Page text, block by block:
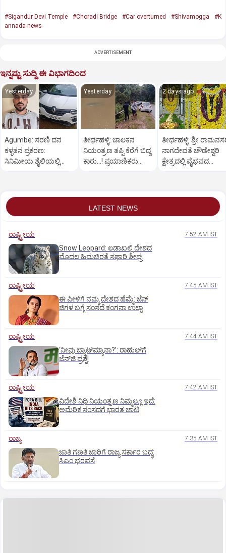
#Sigandur Devi Temple #Choradi Bridge #Car overturned #Shivamogga
#K
annada news
ADVERTISEMENT
ಇನ್ನಷ್ಟು ಸುದ್ದಿ ಈ ವಿಭಾಗದಿಂದ
Yesterday
Agumbe: ಸರಣಿ ದನ
ಕಳ್ಳತನ ಪ್ರಕರಣ:
ಸಿನಿಮೀಯ ಶೈಲಿಯಲ್ಲಿ
Yesterday
ತೀರ್ಥಹಳ್ಳಿ: ಚಾಲಕನ
ನಿಯಂತ್ರಣ ತಪ್ಪಿ ಕೆರೆಗೆ ಬಿದ್ದ
ಕಾರು...! ಪ್ರಯಾಣಿಕರು
2 days ago
ತೀರ್ಥಹಳ್ಳಿ: ಶ್ರೀ
ನಾಗದೇವತೆ ಚೌಡೇಶ್ವರಿ
ಕ್ಷೇತ್ರದಲ್ಲಿ ವೈಭವದ
LATEST NEWS
ರಾಷ್ಟ್ರೀಯ 7:52 AM IST
Snow Leopard: ಲಡಾಖಲ್ಲಿ ದೇಶದ
ಮೊದಲ ಹಿಮಚಿರತೆ ಸಫಾರಿ ಶೀಘ್ರ
ರಾಷ್ಟ್ರೀಯ 7:45 AM IST
ಈ ಪೀಳಿಗೆ ನಮ್ಮ ದೇಶದ ಹೆಮ್ಮೆ: ಜೆನ್‌
ಜಿಗಳ ಬಗ್ಗೆ ಸಂಸದೆ ಕಂಗನಾ ಉಲ್ಟಾ
ರಾಷ್ಟ್ರೀಯ 7:44 AM IST
‘ನೀವು ಬ್ಯಾಟ್‌ಮ್ಯಾನಾ?’: ರಾಹುಲ್‌ಗೆ
ಜೆನ್‌ಜಿ ಪ್ರಶ್ನೆ!
ರಾಷ್ಟ್ರೀಯ 7:42 AM IST
ವಿದೇಶಿ ನಿಧಿ ನಿಯಂತ್ರಣ ನಿಮ್ಮಲ್ಲೂ ಇದೆ:
ಅಮೆರಿಕ ಸಂಸದಗೆ ಭಾರತ ಚಾಟಿ
ರಾಜ್ಯ 7:35 AM IST
ಜಾತಿ ಗಣತಿ ಜಾರಿಗೆ ರಾಜ್ಯ ಸರ್ಕಾರ ಬದ್ಧ:
ಸಿಎಂ ಭರವಸೆ